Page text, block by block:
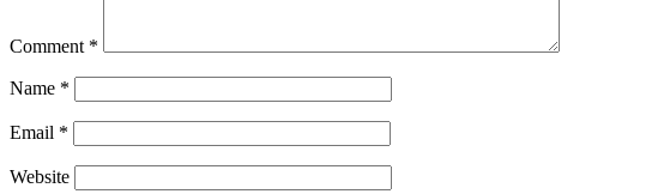
Comment *
Name *
Email *
Website